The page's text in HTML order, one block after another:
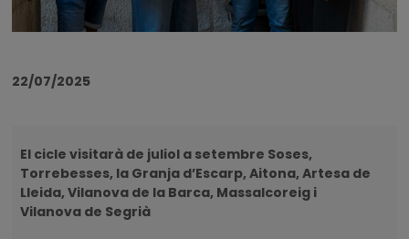
22/07/2025
El cicle visitarà de juliol a setembre Soses,
Torrebesses, la Granja d’Escarp, Aitona, Artesa de
Lleida, Vilanova de la Barca, Massalcoreig i
Vilanova de Segrià